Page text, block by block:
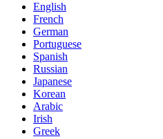
English
French
German
Portuguese
Spanish
Russian
Japanese
Korean
Arabic
Irish
Greek